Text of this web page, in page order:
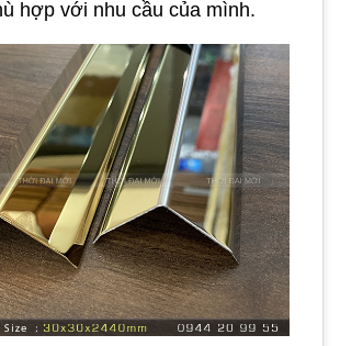
hợp với nhu cầu của mình.